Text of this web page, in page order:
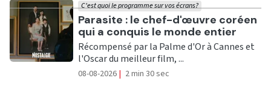
Ecouter
Parasite : le chef-d'œuvre coréen
qui a conquis le monde entier
C'est quoi le programme sur vos écrans?
Récompensé par la Palme d'Or à Cannes et
l'Oscar du meilleur film, ...
08-08-2026 | 2 min 30 sec